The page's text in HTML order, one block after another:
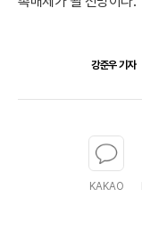
강준우 기자
KAKAO